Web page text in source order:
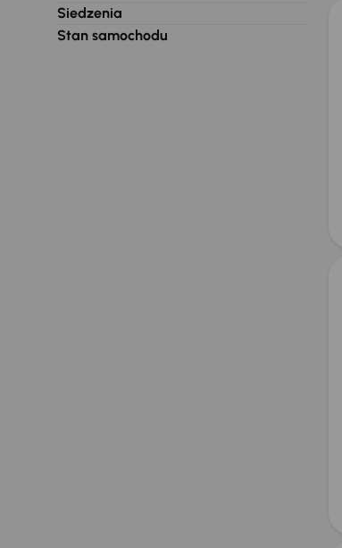
Siedzenia
Stan samochodu